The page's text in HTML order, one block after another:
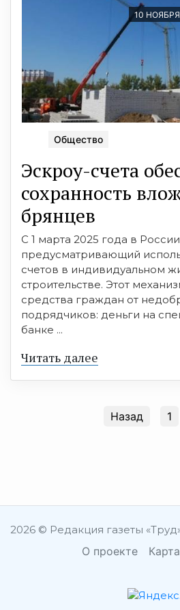
10 НОЯБРЯ
Общество
Эскроу-счета
сохранность
брянцев
С 1 марта 2025 года в
предусматривающий
счетов в индивидуальном
строительстве. Этот
средства граждан от
подрядчиков: деньги на
банке ...
Читать далее
Назад 1
2026 © Редакция газеты
О проекте